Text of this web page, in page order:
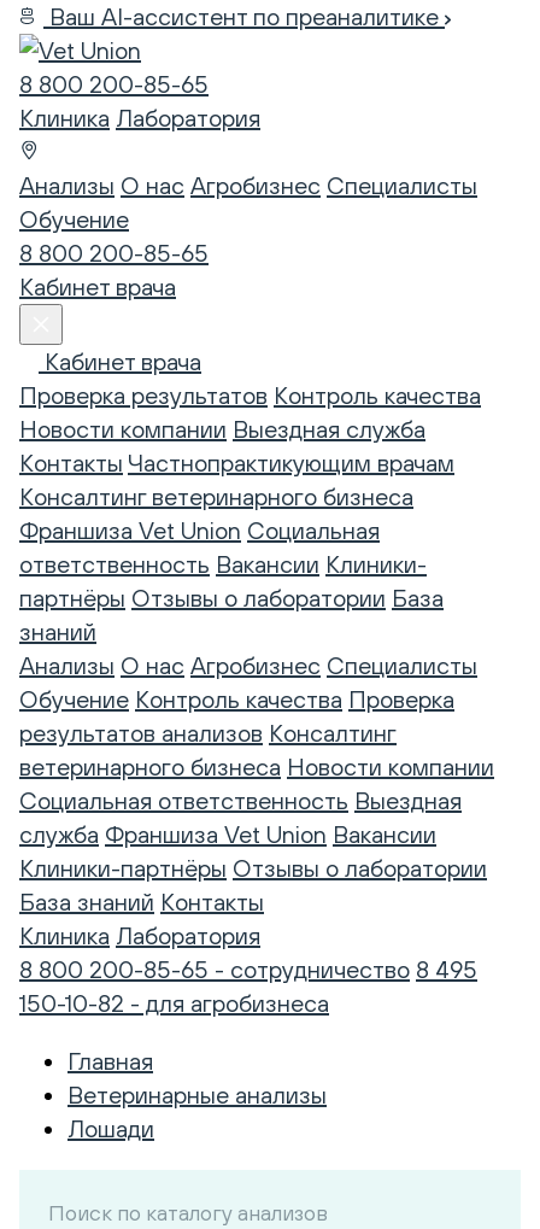
Ваш AI-ассистент по преаналитике
8 800 200-85-65
Клиника Лаборатория
Анализы О нас Агробизнес Специалисты
Обучение
8 800 200-85-65
Кабинет врача
Кабинет врача
Проверка результатов Контроль качества
Новости компании Выездная служба
Контакты Частнопрактикующим врачам
Консалтинг ветеринарного бизнеса
Франшиза Vet Union Социальная
ответственность Вакансии Клиники-
партнёры Отзывы о лаборатории База
знаний
Анализы О нас Агробизнес Специалисты
Обучение Контроль качества Проверка
результатов анализов Консалтинг
ветеринарного бизнеса Новости компании
Социальная ответственность Выездная
служба Франшиза Vet Union Вакансии
Клиники-партнёры Отзывы о лаборатории
База знаний Контакты
Клиника Лаборатория
8 800 200-85-65 - сотрудничество 8 495
150-10-82 - для агробизнеса
Главная
Ветеринарные анализы
Лошади